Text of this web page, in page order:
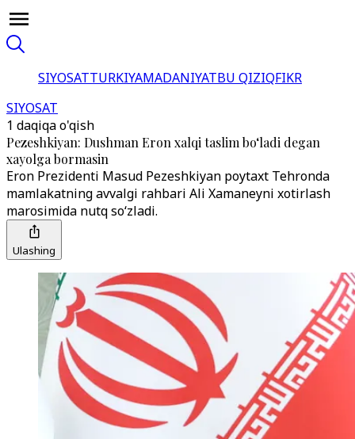
SIYOSATTURKIYAMADANIYATBU QIZIQFIKR
SIYOSAT
1 daqiqa o'qish
Pezeshkiyan: Dushman Eron xalqi taslim bo‘ladi degan
xayolga bormasin
Eron Prezidenti Masud Pezeshkiyan poytaxt Tehronda
mamlakatning avvalgi rahbari Ali Xamaneyni xotirlash
marosimida nutq so‘zladi.
Ulashing